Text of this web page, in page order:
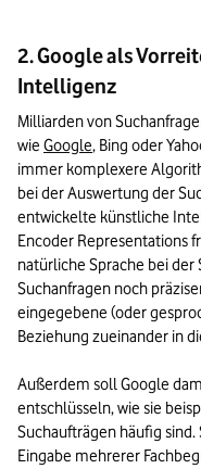
2. Google als
Intelligenz
Milliarden von
wie Google, Bing oder
immer komplexere
bei der Auswertung der
entwickelte künstliche
Encoder Representations
natürliche Sprache bei der
Suchanfragen noch
eingegebene (oder
Beziehung zueinander in
Außerdem soll Google
entschlüsseln, wie sie
Suchaufträgen häufig
Eingabe mehrerer